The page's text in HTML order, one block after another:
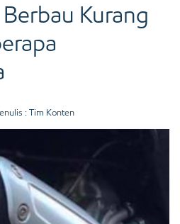
Kurang
: Tim Konten